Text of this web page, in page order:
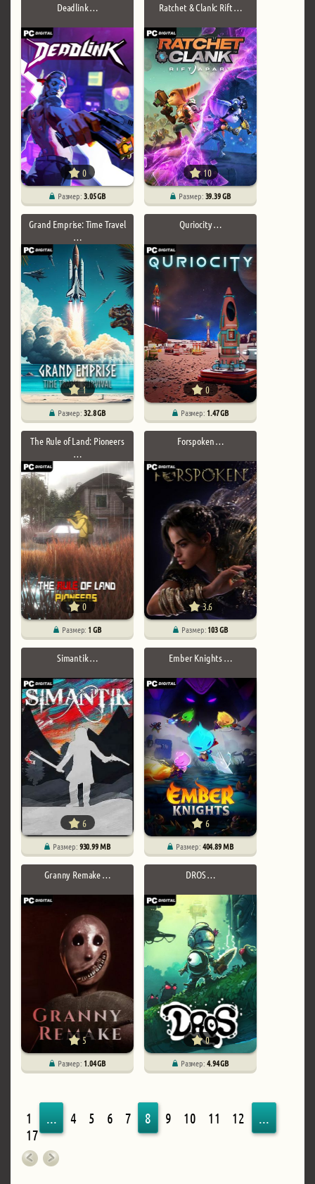
Deadlink …
0
Размер:3.05 GB
Ratchet & Clank: Rift …
10
Размер:39.39 GB
Grand Emprise: Time Travel
…
1
Размер:32.8 GB
Quriocity …
0
Размер: 1.47 GB
The Rule of Land: Pioneers
…
0
Размер: 1 GB
Forspoken …
3.6
Размер:103 GB
Simantik …
6
Размер:930.99 MB
Ember Knights …
6
Размер:404.89 MB
Granny Remake …
5
Размер: 1.04 GB
DROS …
0
Размер:4.94 GB
1 ... 4 5 6 7 8 9 10 11 12
...
17